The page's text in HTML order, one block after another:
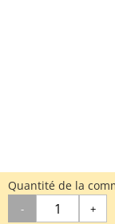
Quantité de la
- +